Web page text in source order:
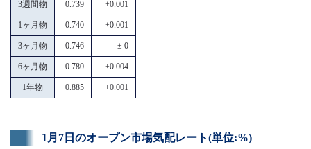
3週間物 0.739 +0.001
1ヶ月物 0.740 +0.001
3ヶ月物 0.746 ± 0
6ヶ月物 0.780 +0.004
1年物 0.885 +0.001
1月7日のオープン市場気配レート(単位:%)